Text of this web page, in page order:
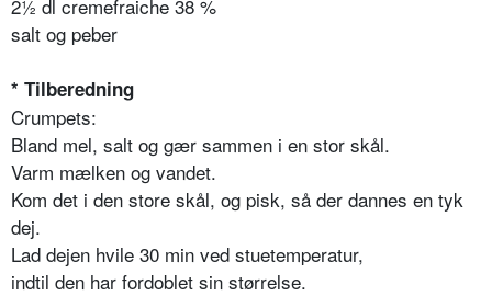
2½ dl cremefraiche 38 %
salt og peber
* Tilberedning
Crumpets:
Bland mel, salt og gær sammen i en stor skål.
Varm mælken og vandet.
Kom det i den store skål, og pisk, så der dannes en tyk
dej.
Lad dejen hvile 30 min ved stuetemperatur,
indtil den har fordoblet sin størrelse.